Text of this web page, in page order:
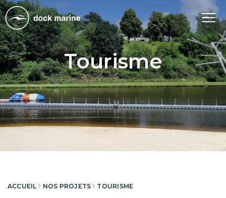
Tourisme
ACCUEIL NOS PROJETS TOURISME